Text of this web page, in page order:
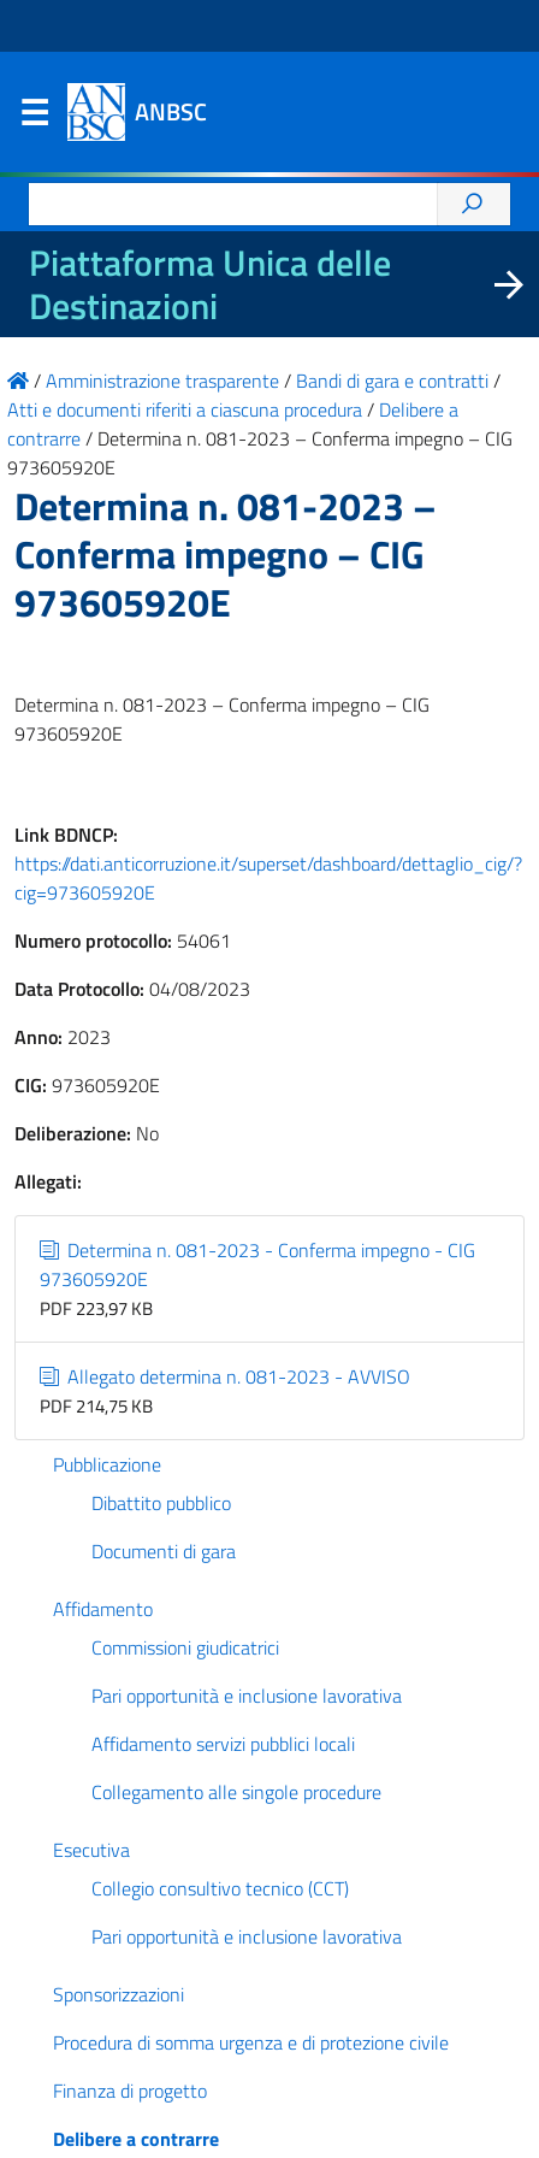
ANBSC
per:
Piattaforma Unica delle
Destinazioni
/Amministrazione trasparente/ Bandi di gara e contratti/
Atti e documenti riferiti a ciascuna procedura/ Delibere a
contrarre/ Determina n. 081-2023 – Conferma impegno – CIG
973605920E
Determina n. 081-2023 –
Conferma impegno – CIG
973605920E
Determina n. 081-2023 – Conferma impegno – CIG
973605920E
Link BDNCP:
https://dati.anticorruzione.it/superset/dashboard/dettaglio_cig/?
cig=973605920E
Numero protocollo: 54061
Data Protocollo: 04/08/2023
Anno: 2023
CIG: 973605920E
Deliberazione: No
Allegati:
Determina n. 081-2023 - Conferma impegno - CIG
973605920E
PDF 223,97 KB
Allegato determina n. 081-2023 - AVVISO
PDF 214,75 KB
Pubblicazione
Dibattito pubblico
Documenti di gara
Affidamento
Commissioni giudicatrici
Pari opportunità e inclusione lavorativa
Affidamento servizi pubblici locali
Collegamento alle singole procedure
Esecutiva
Collegio consultivo tecnico (CCT)
Pari opportunità e inclusione lavorativa
Sponsorizzazioni
Procedura di somma urgenza e di protezione civile
Finanza di progetto
Delibere a contrarre